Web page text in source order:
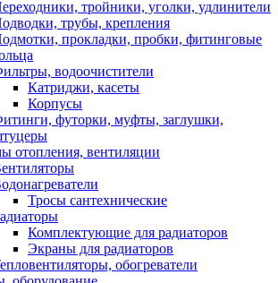
тройники, уголки, удлинители
трубы, крепления
прокладки, пробки, фитинговые
водоочистители
Катриджи, касеты
Корпусы
футорки, муфты, заглушки,
отопления, вентиляции
Тросы сантехнические
Комплектующие для радиаторов
Экраны для радиаторов
обогреватели